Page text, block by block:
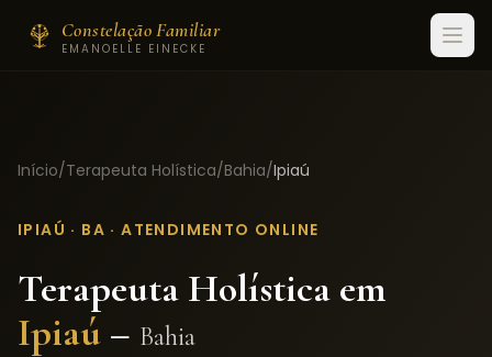
Constelação Familiar
EMANOELLE EINECKE
Início/Terapeuta Holística/Bahia/Ipiaú
IPIAÚ · BA · ATENDIMENTO ONLINE
Terapeuta Holística em
Ipiaú – Bahia